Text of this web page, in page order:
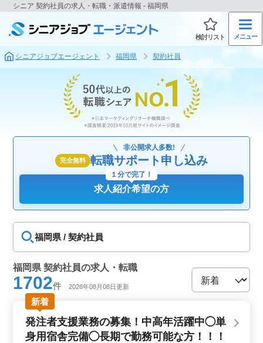
シニア 契約社員の求人・転職・派遣情報 - 福岡県
検討リスト メニュー
シニアジョブエージェント 福岡県 契約社員
完全無料
非公開求人多数!
転職サポート申し込み
求人紹介希望の方
１分で完了！
福岡県 / 契約社員
福岡県 契約社員の求人・転職
1702件 2026年08月08日更新
新着
発注者支援業務の募集！中高年活躍中◯単
身用宿舎完備◯長期で勤務可能な方！！！